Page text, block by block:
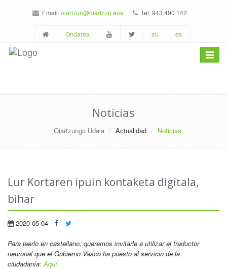
Email:oiartzun@oiartzun.eus Tel: 943 490 142
Ondarea eu es
Toggle
Noticias
Oiartzungo Udala Actualidad Noticias
Lur Kortaren ipuin kontaketa digitala,
bihar
2020-05-04
Para leerlo en castellano, queremos invitarle a utilizar el traductor
neuronal que el Gobierno Vasco ha puesto al servicio de la
ciudadanía:Aquí